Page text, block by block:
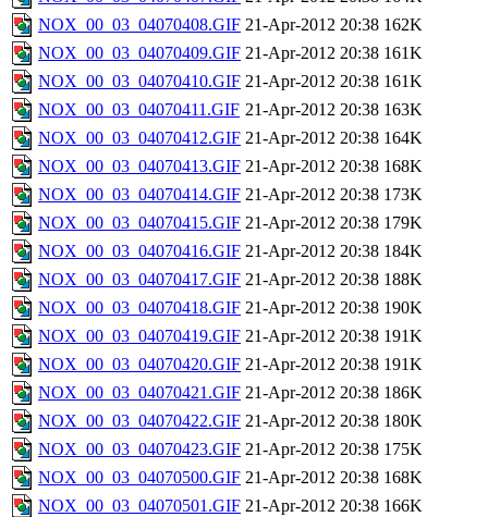
NOX_00_03_04070408.GIF 21-Apr-2012 20:38 162K
NOX_00_03_04070409.GIF 21-Apr-2012 20:38 161K
NOX_00_03_04070410.GIF 21-Apr-2012 20:38 161K
NOX_00_03_04070411.GIF 21-Apr-2012 20:38 163K
NOX_00_03_04070412.GIF 21-Apr-2012 20:38 164K
NOX_00_03_04070413.GIF 21-Apr-2012 20:38 168K
NOX_00_03_04070414.GIF 21-Apr-2012 20:38 173K
NOX_00_03_04070415.GIF 21-Apr-2012 20:38 179K
NOX_00_03_04070416.GIF 21-Apr-2012 20:38 184K
NOX_00_03_04070417.GIF 21-Apr-2012 20:38 188K
NOX_00_03_04070418.GIF 21-Apr-2012 20:38 190K
NOX_00_03_04070419.GIF 21-Apr-2012 20:38 191K
NOX_00_03_04070420.GIF 21-Apr-2012 20:38 191K
NOX_00_03_04070421.GIF 21-Apr-2012 20:38 186K
NOX_00_03_04070422.GIF 21-Apr-2012 20:38 180K
NOX_00_03_04070423.GIF 21-Apr-2012 20:38 175K
NOX_00_03_04070500.GIF 21-Apr-2012 20:38 168K
NOX_00_03_04070501.GIF 21-Apr-2012 20:38 166K